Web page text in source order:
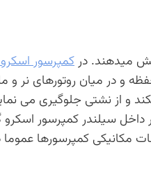
میدهند. در کمپرسور
و در میان روتورهای نر و
و از نشتی جلوگیری می
سیلندر کمپرسور اسکرو
کمپرسورها عموما